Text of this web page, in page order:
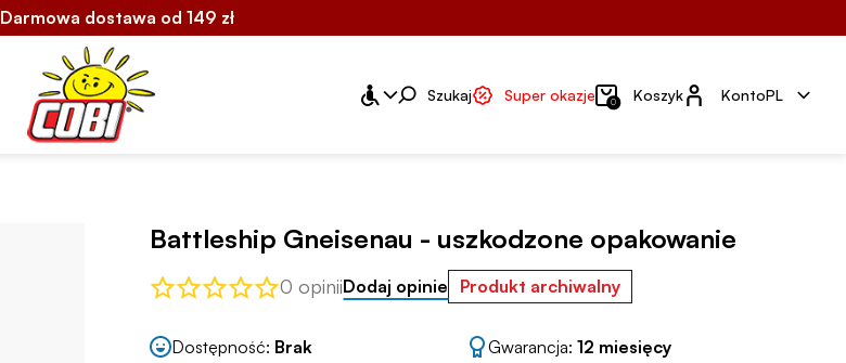
Darmowa dostawa od 149 zł
Szukaj Super okazje 0 KoszykKonto
KontoPL
Battleship Gneisenau - uszkodzone opakowanie
0 opiniiDodaj opinie Produkt archiwalny
Dostępność: Brak Gwarancja: 12 miesięcy